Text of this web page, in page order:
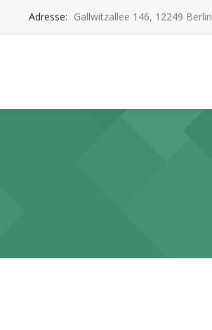
Adresse: Gallwitzallee 146, 12249 Berlin